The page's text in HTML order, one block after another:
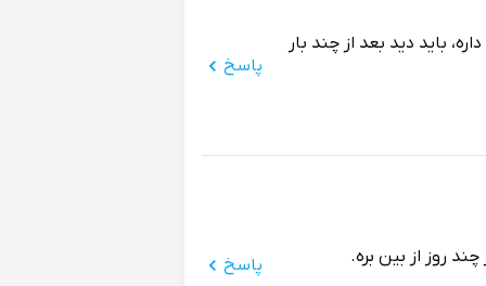
باید دید بعد از چند بار
پاسخ
روز از بین بره. پاسخ